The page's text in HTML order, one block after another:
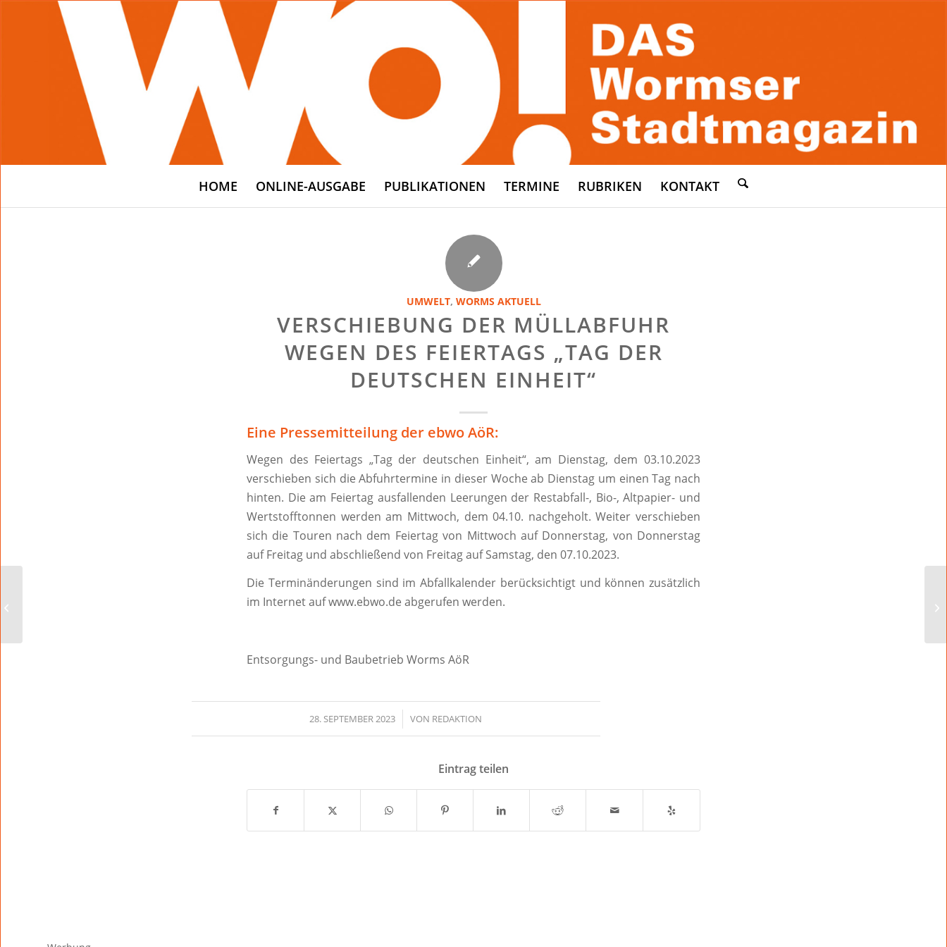
HOME ONLINE-AUSGABE PUBLIKATIONEN TERMINE RUBRIKEN KONTAKT
UMWELT, WORMS AKTUELL
VERSCHIEBUNG DER MÜLLABFUHR
WEGEN DES FEIERTAGS „TAG DER
DEUTSCHEN EINHEIT“
Eine Pressemitteilung der ebwo AöR:
Wegen des Feiertags „Tag der deutschen Einheit“, am Dienstag, dem 03.10.2023
verschieben sich die Abfuhrtermine in dieser Woche ab Dienstag um einen Tag nach
hinten. Die am Feiertag ausfallenden Leerungen der Restabfall-, Bio-, Altpapier- und
Wertstofftonnen werden am Mittwoch, dem 04.10. nachgeholt. Weiter verschieben
sich die Touren nach dem Feiertag von Mittwoch auf Donnerstag, von Donnerstag
auf Freitag und abschließend von Freitag auf Samstag, den 07.10.2023.
Die Terminänderungen sind im Abfallkalender berücksichtigt und können zusätzlich
im Internet auf www.ebwo.de abgerufen werden.
Entsorgungs- und Baubetrieb Worms AöR
28. SEPTEMBER 2023
/ VON REDAKTION
Eintrag teilen